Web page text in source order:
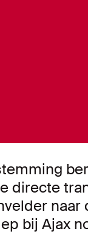
directe
naar
bij Ajax